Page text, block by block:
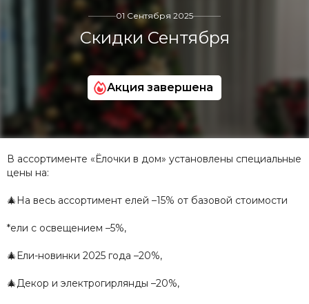
01 Сентября 2025
Скидки Сентября
Акция завершена
В ассортименте «Ёлочки в дом» установлены специальные
цены на:
🎄На весь ассортимент елей –15% от базовой стоимости
*ели с освещением –5%,
🎄Ели-новинки 2025 года –20%,
🎄Декор и электрогирлянды –20%,